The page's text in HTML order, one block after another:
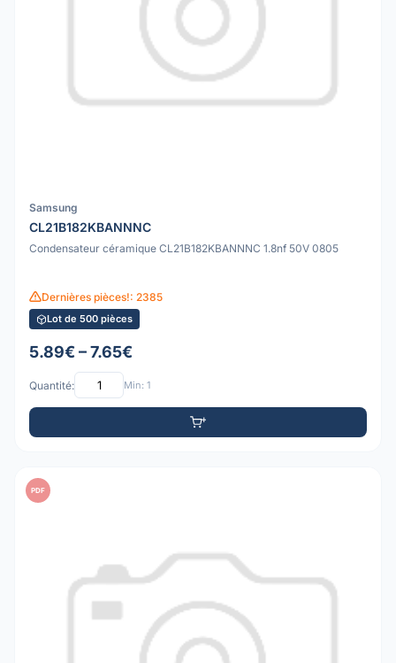
Samsung
CL21B182KBANNNC
Condensateur céramique CL21B182KBANNNC 1.8nf 50V 0805
Dernières pièces!: 2385
Lot de 500 pièces
5.89€ – 7.65€
Quantité: Min: 1
PDF